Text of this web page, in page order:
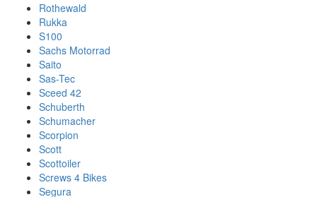
Rothewald
Rukka
S100
Sachs Motorrad
Saito
Sas-Tec
Sceed 42
Schuberth
Schumacher
Scorpion
Scott
Scottoiler
Screws 4 Bikes
Segura